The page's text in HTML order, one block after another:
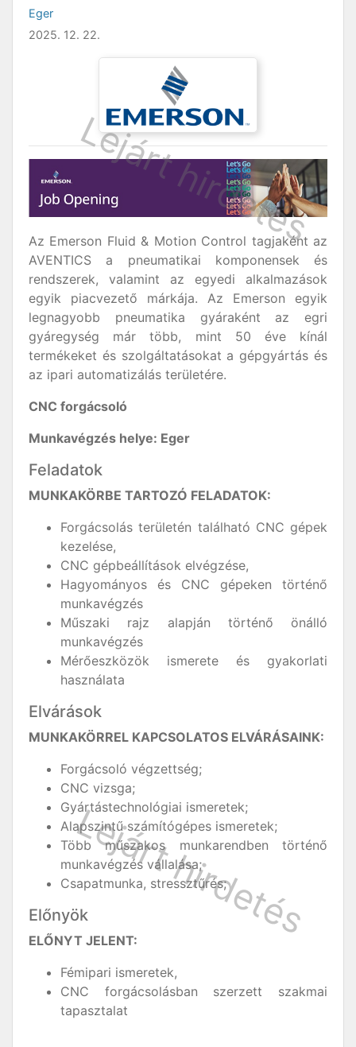
Eger
2025. 12. 22.
Az Emerson Fluid & Motion Control tagjaként az
AVENTICS a pneumatikai komponensek és
rendszerek, valamint az egyedi alkalmazások
egyik piacvezető márkája. Az Emerson egyik
legnagyobb pneumatika gyáraként az egri
gyáregység már több, mint 50 éve kínál
termékeket és szolgáltatásokat a gépgyártás és
az ipari automatizálás területére.
CNC forgácsoló
Munkavégzés helye: Eger
Feladatok
MUNKAKÖRBE TARTOZÓ FELADATOK:
Forgácsolás területén található CNC gépek
kezelése,
CNC gépbeállítások elvégzése,
Hagyományos és CNC gépeken történő
munkavégzés
Műszaki rajz alapján történő önálló
munkavégzés
Mérőeszközök ismerete és gyakorlati
használata
Elvárások
MUNKAKÖRREL KAPCSOLATOS ELVÁRÁSAINK:
Forgácsoló végzettség;
CNC vizsga;
Gyártástechnológiai ismeretek;
Alapszintű számítógépes ismeretek;
Több műszakos munkarendben történő
munkavégzés vállalása;
Csapatmunka, stressztűrés;
Előnyök
ELŐNYT JELENT:
Fémipari ismeretek,
CNC forgácsolásban szerzett szakmai
tapasztalat